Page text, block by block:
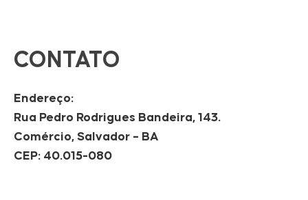
CONTATO
Endereço:
Rua Pedro Rodrigues Bandeira, 143.
Comércio, Salvador – BA
CEP: 40.015-080